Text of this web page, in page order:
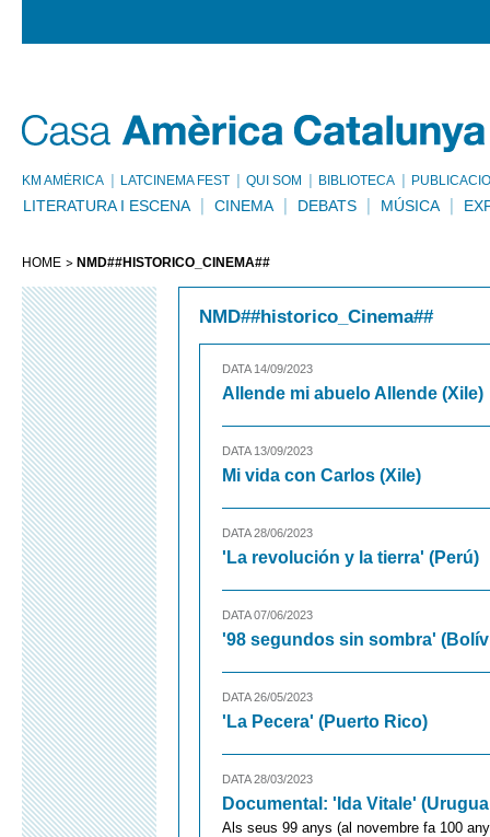
KM AMÈRICA LATCINEMA FEST QUI SOM BIBLIOTECA
LITERATURA I ESCENA CINEMA DEBATS MÚSICA
HOME NMD##HISTORICO_CINEMA##
NMD##historico_Cinema##
DATA 14/09/2023
Allende mi abuelo Allende (Xile)
DATA 13/09/2023
Mi vida con Carlos (Xile)
DATA 28/06/2023
'La revolución y la tierra' (Perú)
DATA 07/06/2023
'98 segundos sin sombra'
DATA 26/05/2023
'La Pecera' (Puerto Rico)
DATA 28/03/2023
Documental: 'Ida Vitale'
Als seus 99 anys (al novembre fa 100